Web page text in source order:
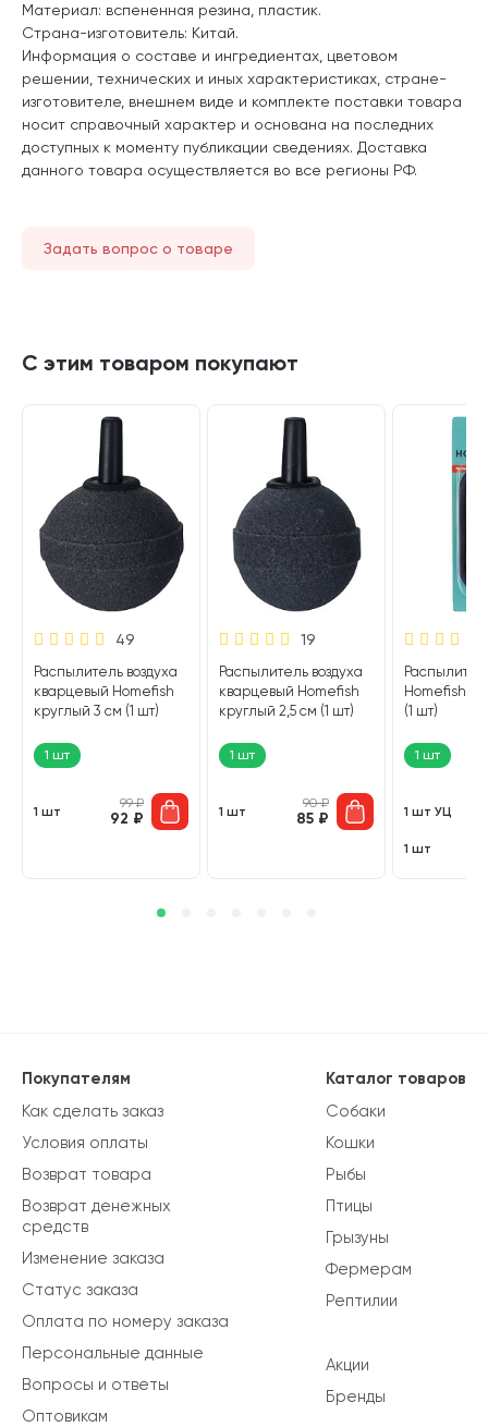
Материал: вспененная резина, пластик.
Страна-изготовитель: Китай.
Информация о составе и ингредиентах, цветовом
решении, технических и иных характеристиках, стране-
изготовителе, внешнем виде и комплекте поставки товара
носит справочный характер и основана на последних
доступных к моменту публикации сведениях. Доставка
данного товара осуществляется во все регионы РФ.
Задать вопрос о товаре
С этим товаром покупают
49
Распылитель воздуха
кварцевый Homefish
круглый 3 см (1 шт)
1 шт
1 шт
99₽
92 ₽
19
Распылитель воздуха
кварцевый Homefish
круглый 2,5 см (1 шт)
1 шт
1 шт
90₽
85 ₽
Homefish
(1 шт)
1 шт
1 шт УЦ
1 шт
Каталог товаров
Собаки
Кошки
Рыбы
Птицы
Грызуны
Фермерам
Рептилии
Акции
Бренды
Покупателям
Как сделать заказ
Условия оплаты
Возврат товара
Возврат денежных
средств
Изменение заказа
Статус заказа
Оплата по номеру заказа
Персональные данные
Вопросы и ответы
Оптовикам